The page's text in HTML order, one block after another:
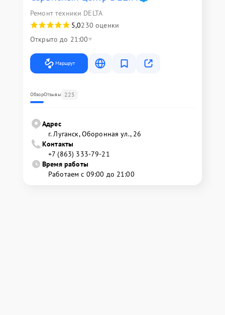
Ремонт техники DELTA
5,0230 оценки
Открыто до 21:00
Маршрут
ОбзорОтзывы 225
Адрес
г. Луганск, Оборонная ул., 26
Контакты
+7 (863) 333-79-21
Время работы
Работаем с 09:00 до 21:00